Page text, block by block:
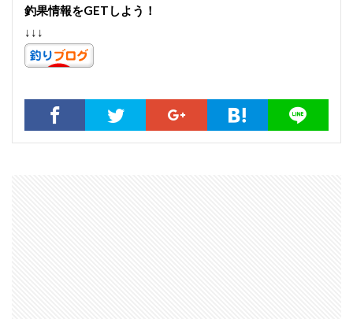
釣果情報をGETしよう！
↓↓↓